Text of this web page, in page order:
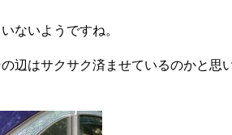
ないようですね。
辺はサクサク済ませているのかと思